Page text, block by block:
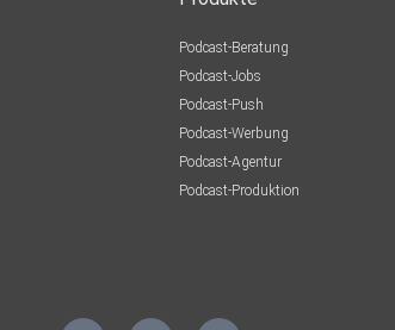
Podcast-Beratung
Podcast-Jobs
Podcast-Push
Podcast-Werbung
Podcast-Agentur
Podcast-Produktion